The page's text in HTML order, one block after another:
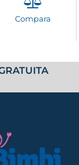
Compara